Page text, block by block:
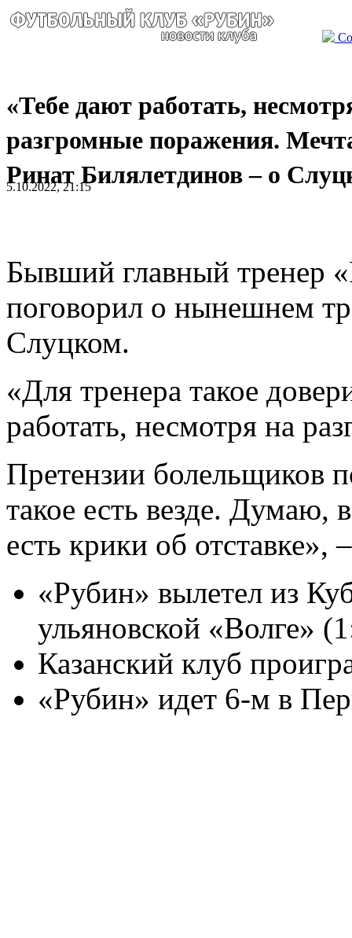
«Тебе дают работать,
разгромные поражения.
Ринат Билялетдинов – о
5.10.2022, 21:15
Бывший главный тренер
поговорил о нынешнем
Слуцком.
«Для тренера такое
работать, несмотря на
Претензии болельщиков
такое есть везде. Думаю,
есть крики об отставке»,
«Рубин» вылетел из
ульяновской «Волге»
Казанский клуб
«Рубин» идет 6-м в